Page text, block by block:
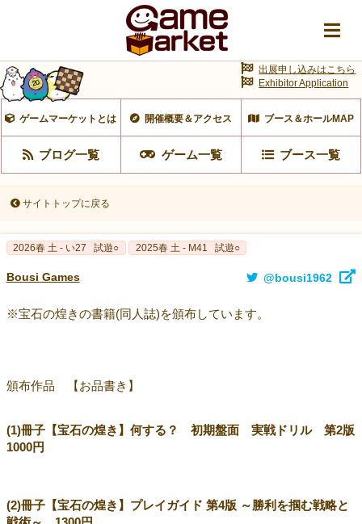
ゲームマーケットとは 開催概要＆アクセス ブース＆ホールMAP
ブログ一覧 ゲーム一覧 ブース一覧
出展申し込みはこちら
Exhibitor Application
サイトトップに戻る
2026春 土 - い27 試遊○ 2025春 土 - M41 試遊○
Bousi Games @bousi1962
※宝石の煌きの書籍(同人誌)を頒布しています。
頒布作品 【お品書き】
(1)冊子【宝石の煌き】何する？ 初期盤面 実戦ドリル 第2版
1000円
(2)冊子【宝石の煌き】プレイガイド 第4版 ～勝利を掴む戦略と